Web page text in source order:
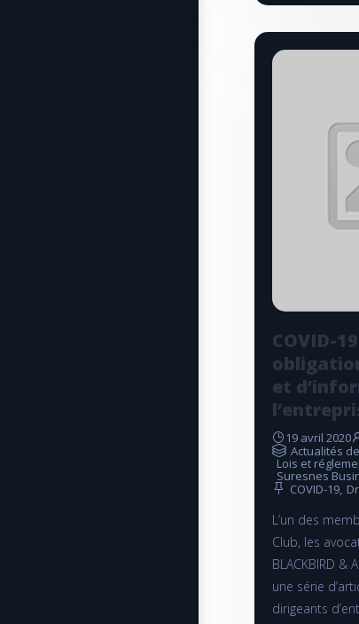
COVID-
et
19 avril 2020
Actualités
Lois et
Suresnes
COVID-19
L’un des
Club, les
BLACKBIRD
une série
dirigeants